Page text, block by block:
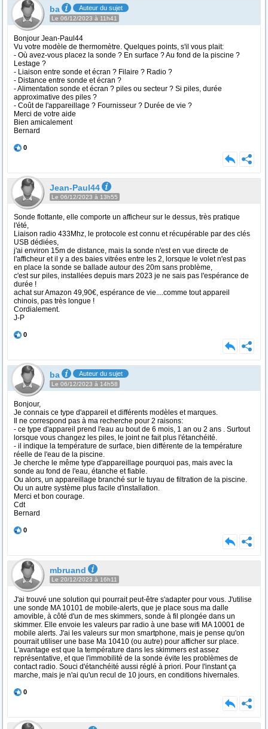
ba Auteur du sujet
Le 06/12/2023 à 11h41
Bonjour Jean-Paul44
Vu votre modèle de thermomètre. Quelques points, s'il vous plait:
- Où avez-vous placez la sonde ? En surface ? Au fond de la piscine ?
Lestage ?
- Liaison entre sonde et écran ? Filaire ? Radio ?
- Distance entre sonde et écran ?
- Alimentation sonde et écran ? piles ou secteur ? Si piles, durée
approximative des piles ?
- Coût de l'appareillage ? Fournisseur ? Durée de vie ?
Merci de votre aide
Bien amicalement
Bernard
0
Jean-Paul44
Le 06/12/2023 à 13h55
Sonde flottante, elle comporte un afficheur sur le dessus, très pratique
l'été,
Liaison radio 433Mhz, le protocole est connu et récupérable par des clés
USB dédiées,
j'ai environ 15m de distance, mais la sonde n'est en vue directe de
l'afficheur et il y a des baies vitrées entre les 2, lorsque le volet n'est pas
en place la sonde se ballade autour des 20m sans problème,
c'est sur piles, installées depuis mars 2023 je ne sais pas l'espérance de
durée !
achat sur Amazon 49,90€, espérance de vie....comme tout appareil
chinois, pas très longue !
Cordialement.
J-P
0
ba Auteur du sujet
Le 06/12/2023 à 14h58
Bonjour,
Je connais ce type d'appareil et différents modèles et marques.
Il ne correspond pas à ma recherche pour 2 raisons:
- ce type d'appareil prend l'eau au bout de 6 mois, 1 an ou 2 ans . Surtout
lorsque vous changez les piles, le joint ne fait plus l'étanchéité.
- il indique la température de surface, bien différente de la température
réelle de l'eau de la piscine.
Je cherche le même type d'appareillage pourquoi pas, mais avec la
sonde au fond de l'eau, étanche et fiable.
Ou alors, un appareillage branché sur le tuyau de filtration de la piscine.
Ou un autre système plus facile d'installation.
Merci et bon courage.
Cdt
Bernard
0
mbruand
Le 20/12/2023 à 16h11
J'ai trouvé une solution qui pourrait peut-être s'adapter pour vous. J'utilise
une sonde MA 10101 de mobile-alerts, que je place sous ma dalle
amovible, à côté d'un de mes skimmers, sonde à fil plongée dans un
skimmer. Elle envoie les valeurs par radio à une base wifi MA 10001 de
mobile alerts. J'ai les valeurs sur mon smartphone, mais je pense qu'on
pourrait utiliser une base Ma 10410 (ou autre) pour afficher sur place.
L'avantage est que la température dans les skimmers est assez
représentative, et que l'immobilité de la sonde évite les problèmes de
contact radio. Souci d'étanchéité aussi réglé à priori. Pour l'instant ça
marche, mais je n'ai qu'un recul de 10 jours, en conditions hivernales.
0